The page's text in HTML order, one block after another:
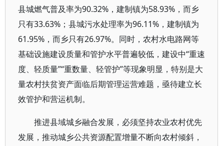
县城燃气普及率为90.32%，建制镇为58.93%，而乡
只有33.63%；县城污水处理率为96.11%，建制镇为
61.95%，而乡只有26.97%。同时，农村水电路网等
基础设施建设质量和管护水平普遍较低，建设中“重速
度、轻质量”“重数量、轻管护”等现象明显，特别是大
量农村扶贫资产面临后期管理运营难题，亟待建立长
效管护和营运机制。
推进县域城乡融合发展，必须坚持农业农村优先
发展，推动城乡公共资源配置增量不断向农村倾斜，